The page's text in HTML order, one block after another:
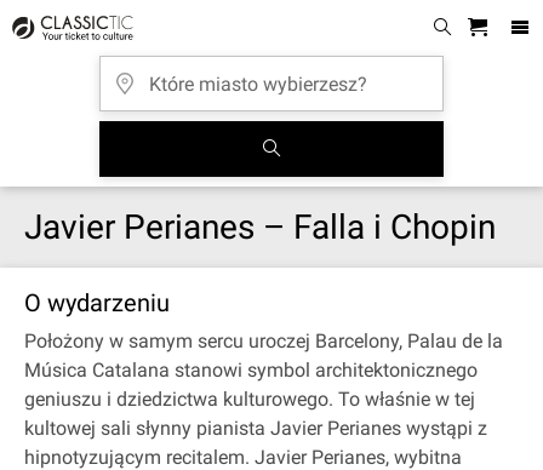
Javier Perianes – Falla i Chopin
O wydarzeniu
Położony w samym sercu uroczej Barcelony, Palau de la
Música Catalana stanowi symbol architektonicznego
geniuszu i dziedzictwa kulturowego. To właśnie w tej
kultowej sali słynny pianista Javier Perianes wystąpi z
hipnotyzującym recitalem. Javier Perianes, wybitna